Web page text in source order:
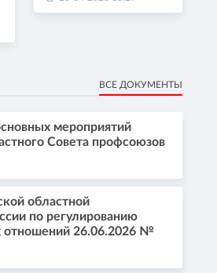
ВСЕ ДОКУМЕНТЫ
мероприятий
Совета профсоюзов
областной
по регулированию
отношений 26.06.2026 №